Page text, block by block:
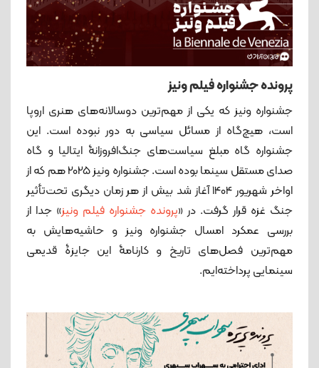
پرونده جشنواره فیلم ونیز
جشنواره ونیز که یکی از مهم‌ترین دوسالانه‌های هنری اروپا
است، هیچ‌گاه از مسائل سیاسی به دور نبوده است. این
جشنواره گاه مبلغ سیاست‌های جنگ‌افروزانۀ ایتالیا و گاه
صدای مستقل سینما بوده است. جشنواره ونیز 2025 هم که از
اواخر شهریور 1404 آغاز شد بیش از هر زمان دیگری تحت‌تأثیر
جنگ غزه قرار گرفت. در «پرونده جشنواره فیلم ونیز» جدا از
بررسی عمکرد امسال جشنواره ونیز و حاشیه‌هایش به
مهم‌ترین فصل‌های تاریخ و کارنامۀ این جایزۀ قدیمی
سینمایی پرداخته‌ایم.